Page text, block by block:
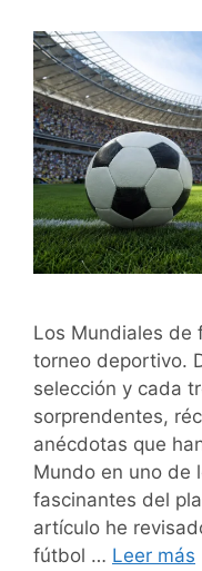
Los Mundiales de
torneo deportivo.
selección y cada
sorprendentes,
anécdotas que
Mundo en uno de
fascinantes del
artículo he
fútbol … Leer más